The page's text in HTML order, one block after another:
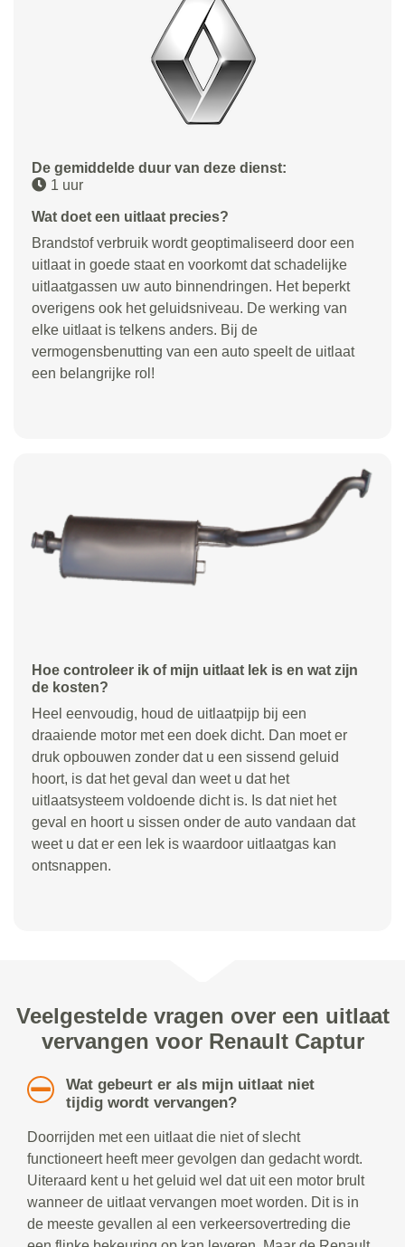
De gemiddelde duur van deze dienst:
1 uur
Wat doet een uitlaat precies?
Brandstof verbruik wordt geoptimaliseerd door een
uitlaat in goede staat en voorkomt dat schadelijke
uitlaatgassen uw auto binnendringen. Het beperkt
overigens ook het geluidsniveau. De werking van
elke uitlaat is telkens anders. Bij de
vermogensbenutting van een auto speelt de uitlaat
een belangrijke rol!
Hoe controleer ik of mijn uitlaat lek is en wat zijn
de kosten?
Heel eenvoudig, houd de uitlaatpijp bij een
draaiende motor met een doek dicht. Dan moet er
druk opbouwen zonder dat u een sissend geluid
hoort, is dat het geval dan weet u dat het
uitlaatsysteem voldoende dicht is. Is dat niet het
geval en hoort u sissen onder de auto vandaan dat
weet u dat er een lek is waardoor uitlaatgas kan
ontsnappen.
Veelgestelde vragen over een uitlaat
vervangen voor Renault Captur
Wat gebeurt er als mijn uitlaat niet
tijdig wordt vervangen?
Doorrijden met een uitlaat die niet of slecht
functioneert heeft meer gevolgen dan gedacht wordt.
Uiteraard kent u het geluid wel dat uit een motor brult
wanneer de uitlaat vervangen moet worden. Dit is in
de meeste gevallen al een verkeersovertreding die